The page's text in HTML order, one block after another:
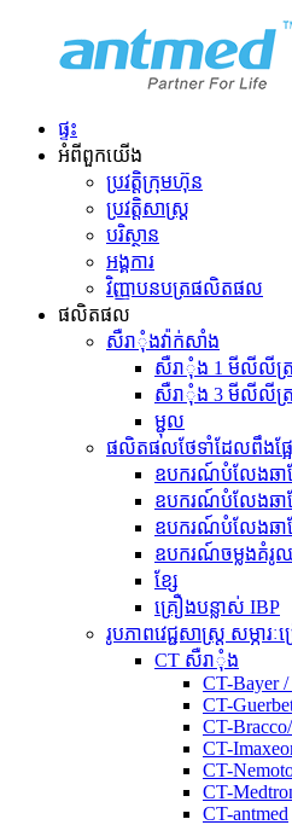
ផ្ទះ
អំពី​ពួក​យើង
ប្រវត្តិ​ក្រុមហ៊ុន
ប្រវត្តិសាស្ត្រ
បរិស្ថាន
អង្គការ
វិញ្ញាបនបត្រផលិតផល
ផលិតផល
សឺរាុំងវ៉ាក់សាំង
សឺរាុំង 1 មីលីលីត្រ
សឺរាុំង 3 មីលីលីត្រ
ម្ជុល
ផលិតផលថែទាំដែលពឹងផ្អែ
ឧបករណ៍បំលែងឆា
ឧបករណ៍បំលែងឆា
ឧបករណ៍បំលែងឆា
ឧបករណ៍ចម្លងគំរូ
ខ្សែ
គ្រឿងបន្លាស់ IBP
រូបភាពវេជ្ជសាស្ត្រ សម្ភារៈ
CT សឺរាុំង
CT-Bayer /
CT-
CT-
CT-
CT-
CT-
CT-antmed